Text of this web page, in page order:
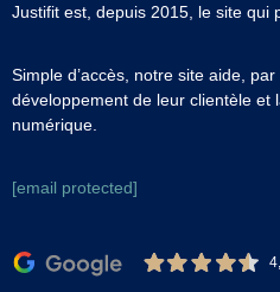
Justifit est, depuis 2015, le site qui
Simple d’accès, notre site aide,
développement de leur clientèle et
numérique.
[email protected]